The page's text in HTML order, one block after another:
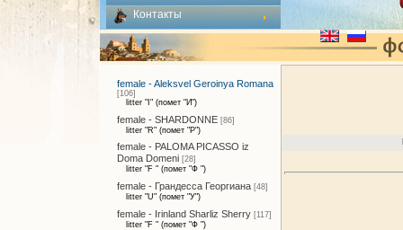
Контакты
female - Aleksvel Geroinya Romana
[106]
litter "I" (помет "И")
female - SHARDONNE [86]
litter "R" (помет "Р")
female - PALOMA PICASSO iz
Doma Domeni [28]
litter "F " (помет "Ф ")
female - Грандесса Георгиана [48]
litter "U" (помет "У")
female - Irinland Sharliz Sherry [117]
litter "F " (помет "Ф ")